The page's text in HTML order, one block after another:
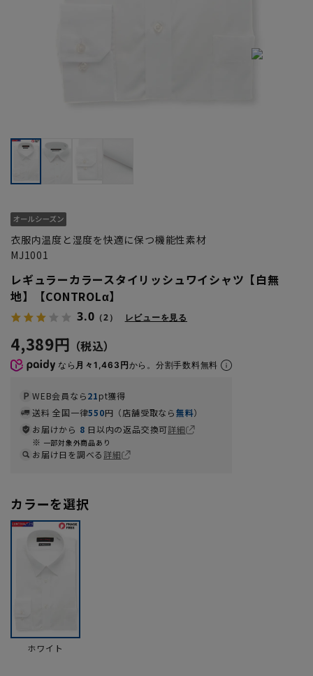
衣服内温度と湿度を快適に保つ機能性素材
MJ1001
レギュラーカラースタイリッシュワイシャツ【白無
地】【CONTROLα】
3.0 （2） レビューを見る
4,389円
なら 月々1,463円から。分割手数料無料
WEB会員なら21pt獲得
送料 全国一律550円（店舗受取なら無料）
お届けから 8 日以内の返品交換可詳細
一部対象外商品あり
お届け日を調べる詳細
カラーを選択
ホワイト